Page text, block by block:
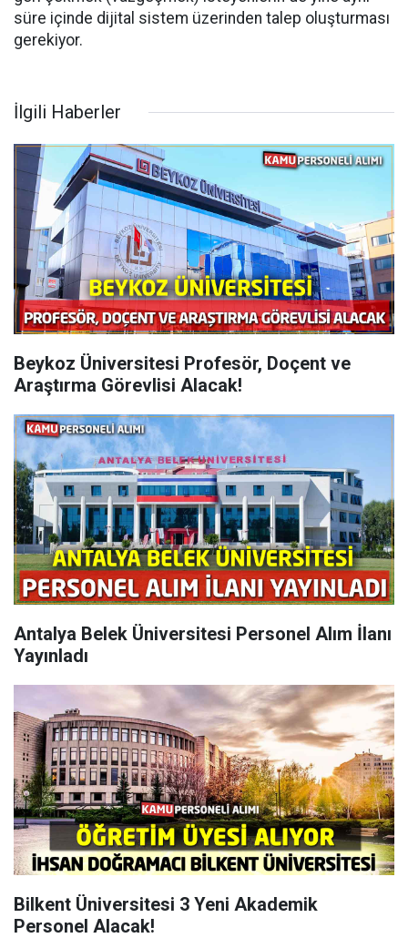
süre içinde dijital sistem üzerinden talep oluşturması
gerekiyor.
İlgili Haberler
Beykoz Üniversitesi Profesör, Doçent ve
Araştırma Görevlisi Alacak!
Antalya Belek Üniversitesi Personel Alım İlanı
Yayınladı
Bilkent Üniversitesi 3 Yeni Akademik
Personel Alacak!